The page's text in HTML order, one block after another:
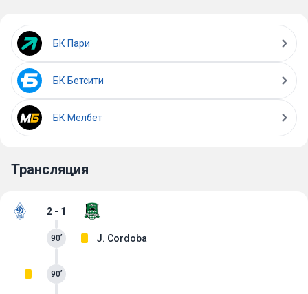
БК Пари
БК Бетсити
БК Мелбет
Трансляция
2 - 1
90’
90’ J. Cordoba